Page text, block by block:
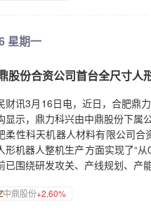
星期一
股份合资公司首台全尺寸人
财讯3月16日电，近日，合肥鼎
显示，鼎力科兴由中鼎股份下属
柔性科天机器人材料有限公司
形机器人整机生产方面实现了“
已围绕研发攻关、产线规划、产
中鼎股份+2.60%